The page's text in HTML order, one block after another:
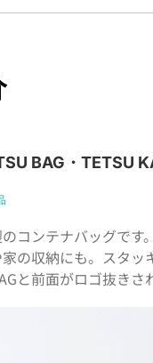
BAG・TETSU
コンテナバッグです
の収納にも。スタッ
と前面がロゴ抜きさ